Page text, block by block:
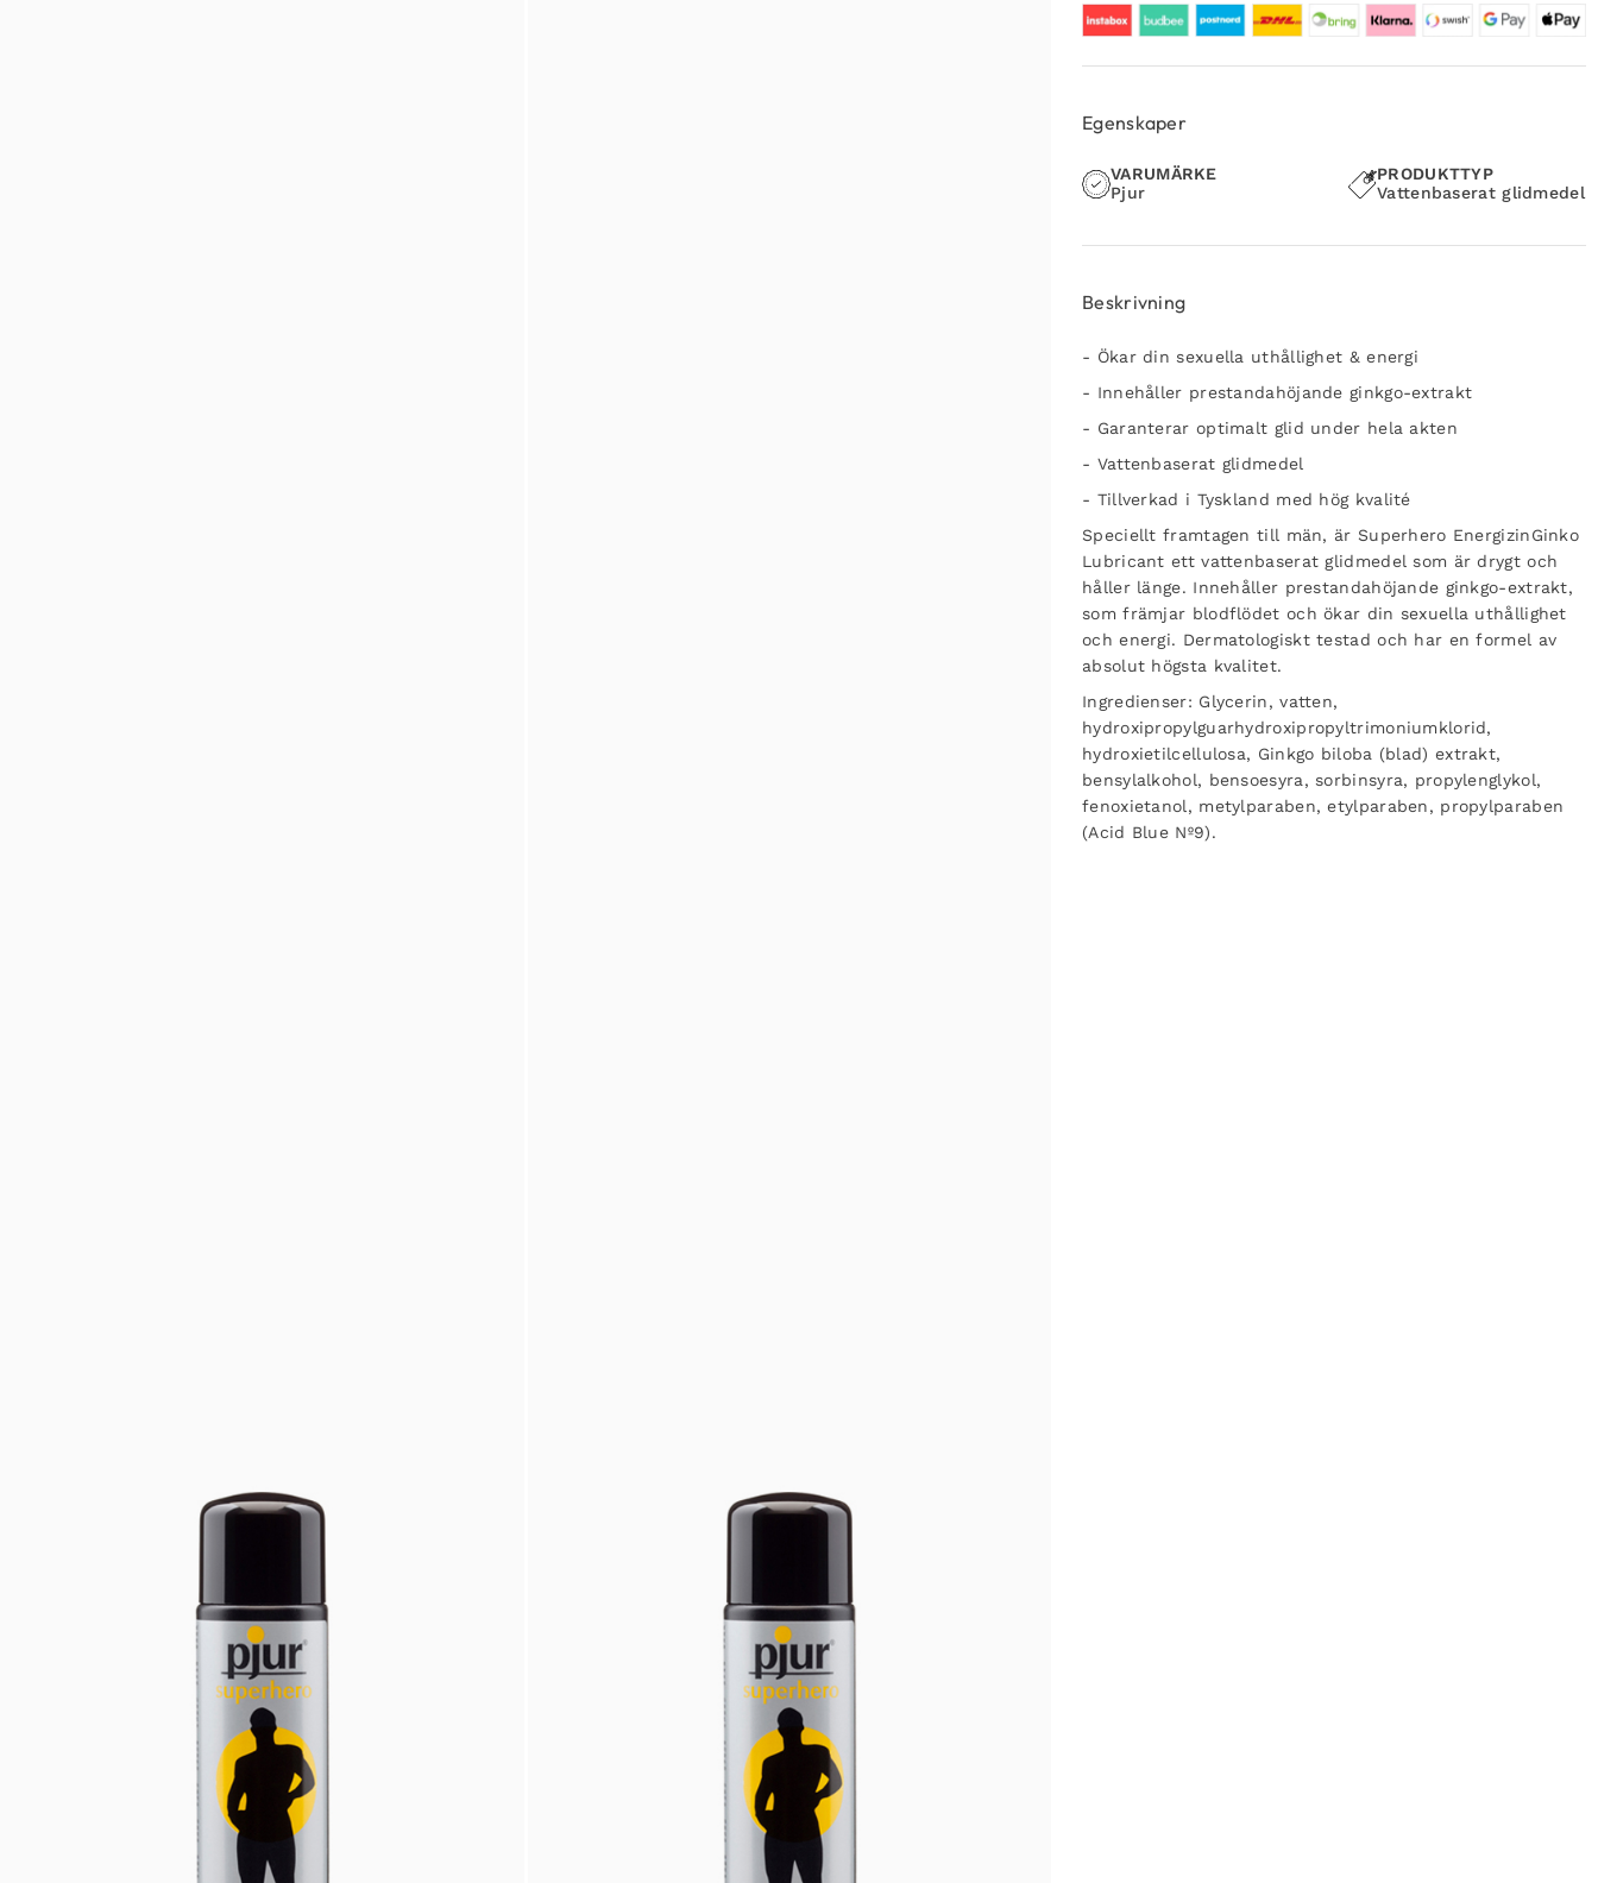
Egenskaper
VARUMÄRKE
Pjur
PRODUKTTYP
Vattenbaserat glidmedel
Beskrivning
- Ökar din sexuella uthållighet & energi
- Innehåller prestandahöjande ginkgo-extrakt
- Garanterar optimalt glid under hela akten
- Vattenbaserat glidmedel
- Tillverkad i Tyskland med hög kvalité
Speciellt framtagen till män, är Superhero EnergizinGinko
Lubricant ett vattenbaserat glidmedel som är drygt och
håller länge. Innehåller prestandahöjande ginkgo-extrakt,
som främjar blodflödet och ökar din sexuella uthållighet
och energi. Dermatologiskt testad och har en formel av
absolut högsta kvalitet.
Ingredienser: Glycerin, vatten,
hydroxipropylguarhydroxipropyltrimoniumklorid,
hydroxietilcellulosa, Ginkgo biloba (blad) extrakt,
bensylalkohol, bensoesyra, sorbinsyra, propylenglykol,
fenoxietanol, metylparaben, etylparaben, propylparaben
(Acid Blue Nº9).